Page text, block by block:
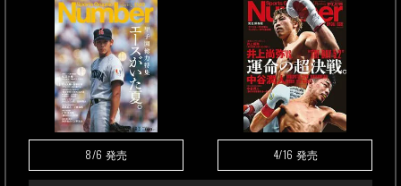
8/6 発売 4/16 発売